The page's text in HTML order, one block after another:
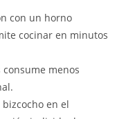
con un horno
cocinar en minutos
menos
en el